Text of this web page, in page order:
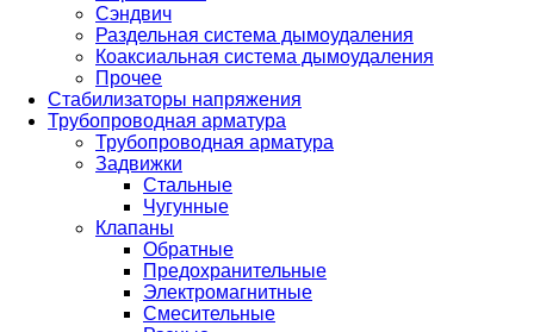
Сэндвич
Раздельная система дымоудаления
Коаксиальная система дымоудаления
Прочее
Стабилизаторы напряжения
Трубопроводная арматура
Трубопроводная арматура
Задвижки
Стальные
Чугунные
Клапаны
Обратные
Предохранительные
Электромагнитные
Смесительные